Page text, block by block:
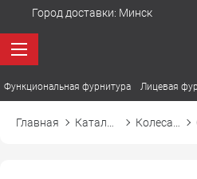
Город доставки: Минск
Функциональная фурнитура Лицевая
Главная